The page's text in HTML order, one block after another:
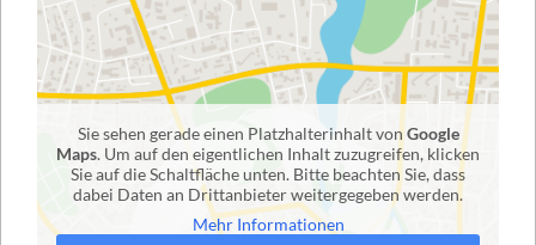
Sie sehen gerade einen Platzhalterinhalt von Google
Maps. Um auf den eigentlichen Inhalt zuzugreifen, klicken
Sie auf die Schaltfläche unten. Bitte beachten Sie, dass
dabei Daten an Drittanbieter weitergegeben werden.
Mehr Informationen